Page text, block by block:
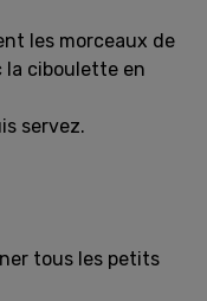
les morceaux de
la ciboulette en
servez.
tous les petits